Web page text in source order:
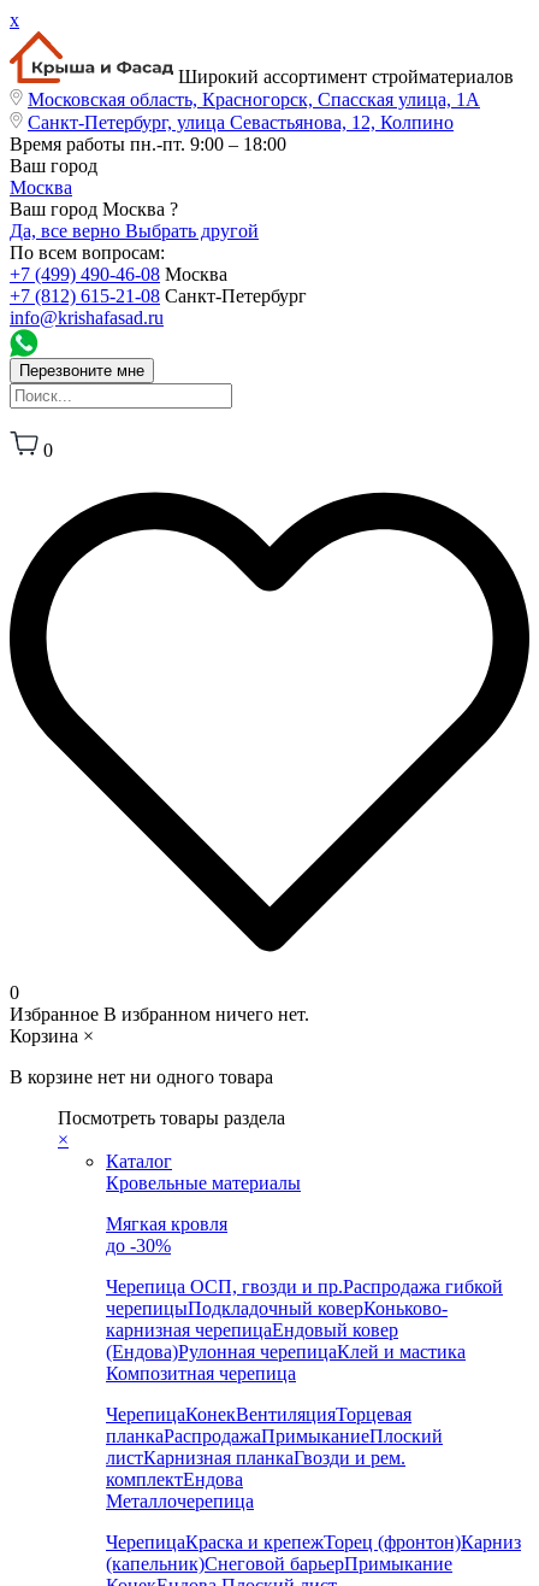
x
Широкий ассортимент стройматериалов
Московская область, Красногорск, Спасская улица, 1А
Санкт-Петербург, улица Севастьянова, 12, Колпино
Время работы пн.-пт. 9:00 – 18:00
Ваш город
Москва
Ваш город Москва ?
Да, все верно Выбрать другой
По всем вопросам:
+7 (499) 490-46-08 Москва
+7 (812) 615-21-08 Санкт-Петербург
info@krishafasad.ru
Перезвоните мне
0
0
Избранное В избранном ничего нет.
Корзина ×
В корзине нет ни одного товара
Посмотреть товары раздела
×
Каталог
Кровельные материалы
Мягкая кровля
до -30%
Черепица ОСП, гвозди и пр.Распродажа гибкой
черепицыПодкладочный коверКоньково-
карнизная черепицаЕндовый ковер
(Ендова)Рулонная черепицаКлей и мастика
Композитная черепица
ЧерепицаКонекВентиляцияТорцевая
планкаРаспродажаПримыканиеПлоский
листКарнизная планкаГвозди и рем.
комплектЕндова
Металлочерепица
ЧерепицаКраска и крепежТорец (фронтон)Карниз
(капельник)Снеговой барьерПримыкание